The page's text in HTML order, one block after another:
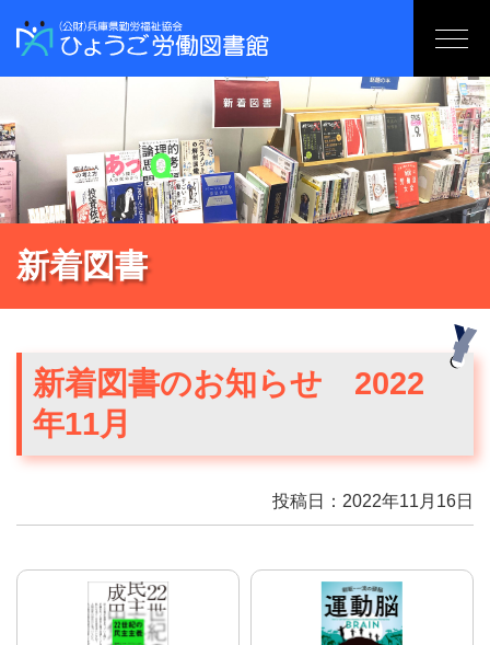
新着図書
新着図書のお知らせ 2022
年11月
投稿日：2022年11月16日